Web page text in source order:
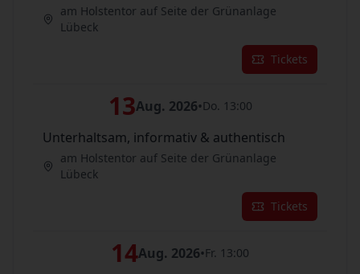
am Holstentor auf Seite der Grünanlage
Lübeck
Tickets
13Aug. 2026•Do. 13:00
Unterhaltsam, informativ & authentisch
am Holstentor auf Seite der Grünanlage
Lübeck
Tickets
14Aug. 2026•Fr. 13:00